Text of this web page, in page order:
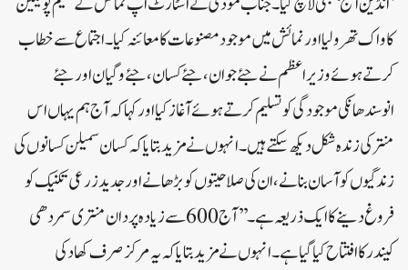
کا واک تھرو لیا اور نمائش میں موجود مصنوعات کا معائنہ کیا۔اجتماع سے خطاب
کرتے ہوئے وزیر اعظم نے جئے جوان، جئے کسان، جئے وگیان اور جئے
انوسندھانکی موجودگی کو تسلیم کرتے ہوئے آغاز کیا اور کہا کہ آج ہم یہاں اس
منتر کی زندہ شکل دیکھ سکتے ہیں۔ انہوں نے مزید بتایا کہ کسان سمیلن کسانوں کی
زندگیوں کو آسان بنانے، ان کی صلاحیتوں کو بڑھانے اور جدید زرعی تکنیک کو
فروغ دینے کا ایک ذریعہ ہے۔’’آج 600 سے زیادہ پردان منتری سمردھی
کیندر کا افتتاح کیا گیا ہے۔ انہوں نے مزید بتایا کہ یہ مرکز صرف کھاد کی